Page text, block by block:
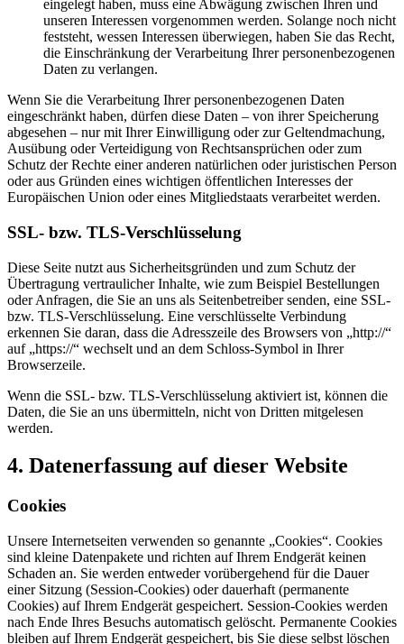
eingelegt haben, muss eine Abwägung zwischen Ihren und
unseren Interessen vorgenommen werden. Solange noch nicht
feststeht, wessen Interessen überwiegen, haben Sie das Recht,
die Einschränkung der Verarbeitung Ihrer personenbezogenen
Daten zu verlangen.
Wenn Sie die Verarbeitung Ihrer personenbezogenen Daten
eingeschränkt haben, dürfen diese Daten – von ihrer Speicherung
abgesehen – nur mit Ihrer Einwilligung oder zur Geltendmachung,
Ausübung oder Verteidigung von Rechtsansprüchen oder zum
Schutz der Rechte einer anderen natürlichen oder juristischen Person
oder aus Gründen eines wichtigen öffentlichen Interesses der
Europäischen Union oder eines Mitgliedstaats verarbeitet werden.
SSL- bzw. TLS-Verschlüsselung
Diese Seite nutzt aus Sicherheitsgründen und zum Schutz der
Übertragung vertraulicher Inhalte, wie zum Beispiel Bestellungen
oder Anfragen, die Sie an uns als Seitenbetreiber senden, eine SSL-
bzw. TLS-Verschlüsselung. Eine verschlüsselte Verbindung
erkennen Sie daran, dass die Adresszeile des Browsers von „http://“
auf „https://“ wechselt und an dem Schloss-Symbol in Ihrer
Browserzeile.
Wenn die SSL- bzw. TLS-Verschlüsselung aktiviert ist, können die
Daten, die Sie an uns übermitteln, nicht von Dritten mitgelesen
werden.
4. Datenerfassung auf dieser Website
Cookies
Unsere Internetseiten verwenden so genannte „Cookies“. Cookies
sind kleine Datenpakete und richten auf Ihrem Endgerät keinen
Schaden an. Sie werden entweder vorübergehend für die Dauer
einer Sitzung (Session-Cookies) oder dauerhaft (permanente
Cookies) auf Ihrem Endgerät gespeichert. Session-Cookies werden
nach Ende Ihres Besuchs automatisch gelöscht. Permanente Cookies
bleiben auf Ihrem Endgerät gespeichert, bis Sie diese selbst löschen